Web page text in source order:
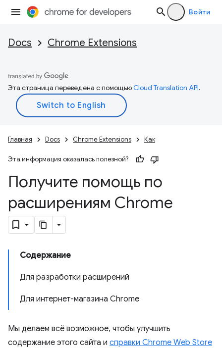
Войти
Docs Chrome Extensions
Эта страница переведена с помощьюCloud Translation API.
Главная Docs Chrome Extensions Как
Эта информация оказалась полезной?
Получите помощь по
расширениям Chrome
Содержание
Для разработки расширений
Для интернет-магазина Chrome
Мы делаем всё возможное, чтобы улучшить
содержание этого сайта и справки Chrome Web Store